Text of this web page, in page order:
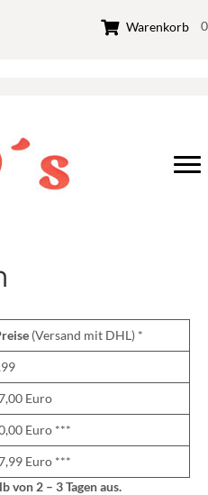
Warenkorb 0
(Versand mit DHL) *
Euro
Euro ***
Euro ***
von 2 – 3 Tagen aus.